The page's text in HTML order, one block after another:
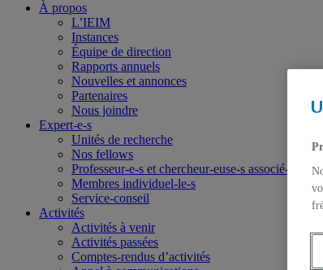
À propos
L’IEIM
Instances
Équipe de direction
Rapports annuels
Nouvelles et annonces
Partenaires
Nous joindre
Expert-e-s
Unités de recherche
Nos fellows
Professeur-e-s et chercheur-euse-s associé-e-s
Membres individuel-le-s
Service-conseil
Activités
Activités à venir
Activités passées
Comptes-rendus d’activités